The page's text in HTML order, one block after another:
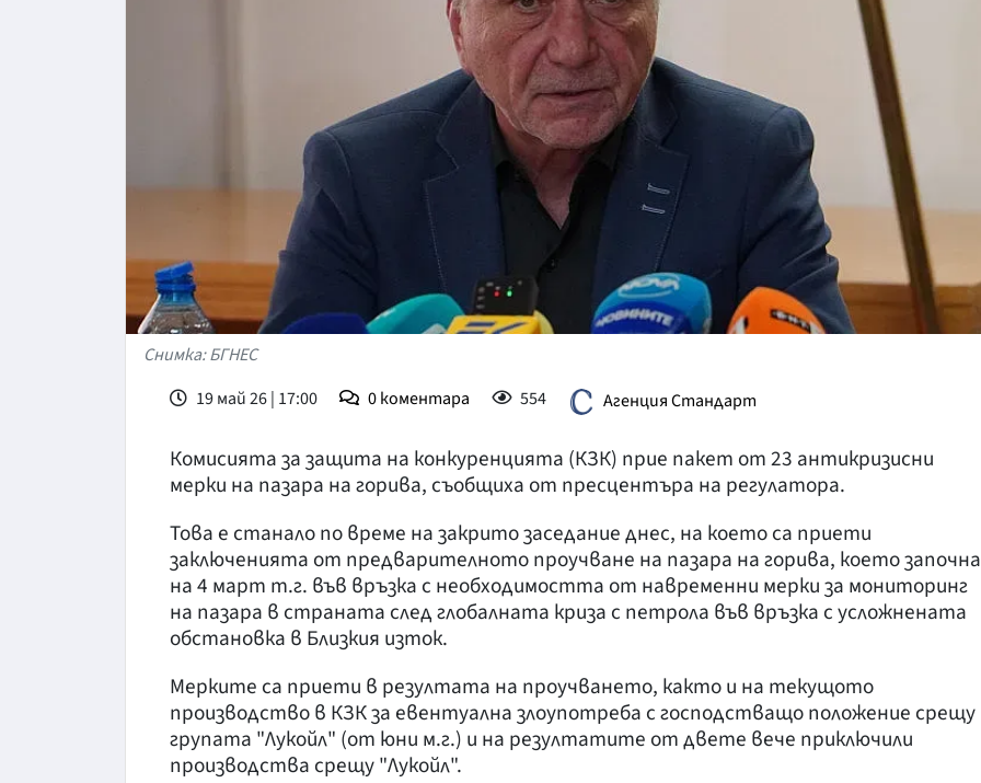
ПРАВОСЪДИЕ
КРИМИ
ВЯРА
ОБЯВИ
ВОЙНАТА В
ВРЕМЕТО
Снимка: БГНЕС
19 май 26 | 17:00
0коментара 554 Агенция Стандарт
Комисията за защита на конкуренцията (КЗК) прие пакет от 23 антикризисни
мерки на пазара на горива, съобщиха от пресцентъра на регулатора.
Това е станало по време на закрито заседание днес, на което са приети
заключенията от предварителното проучване на пазара на горива, което започна
на 4 март т.г. във връзка с необходимостта от навременни мерки за мониторинг
на пазара в страната след глобалната криза с петрола във връзка с усложнената
обстановка в Близкия изток.
Мерките са приети в резултата на проучването, както и на текущото
производство в КЗК за евентуална злоупотреба с господстващо положение срещу
групата "Лукойл" (от юни м.г.) и на резултатите от двете вече приключили
производства срещу "Лукойл".